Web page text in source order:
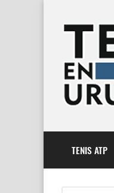
TENIS ATP